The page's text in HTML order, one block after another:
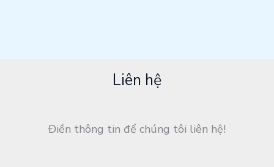
Liên hệ
Điền thông tin để chúng tôi liên hệ!